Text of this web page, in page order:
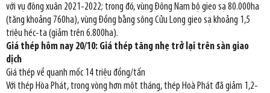
với vụ đông xuân 2021-2022; trong đó, vùng Đông Nam bộ gieo sạ 80.000ha
(tăng khoảng 760ha), vùng Đồng bằng sông Cửu Long gieo sạ khoảng 1,5
triệu héc-ta (giảm trên 6.800ha).
Giá thép hôm nay 20/10: Giá thép tăng nhẹ trở lại trên sàn giao
dịch
Giá thép về quanh mốc 14 triệu đồng/tấn
Với thép Hòa Phát, trong vòng hơn một tháng, thép Hoà Phát đã giảm 1,2-